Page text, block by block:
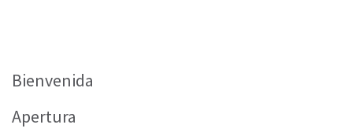
Bienvenida
Apertura